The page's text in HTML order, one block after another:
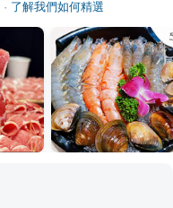
· 了解我們如何精選